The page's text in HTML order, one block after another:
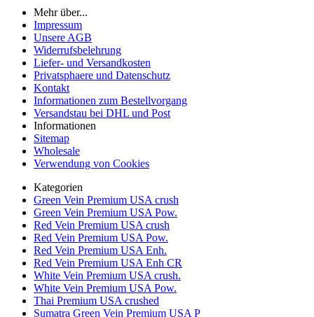
Mehr über...
Impressum
Unsere AGB
Widerrufsbelehrung
Liefer- und Versandkosten
Privatsphaere und Datenschutz
Kontakt
Informationen zum Bestellvorgang
Versandstau bei DHL und Post
Informationen
Sitemap
Wholesale
Verwendung von Cookies
Kategorien
Green Vein Premium USA crush
Green Vein Premium USA Pow.
Red Vein Premium USA crush
Red Vein Premium USA Pow.
Red Vein Premium USA Enh.
Red Vein Premium USA Enh CR
White Vein Premium USA crush.
White Vein Premium USA Pow.
Thai Premium USA crushed
Sumatra Green Vein Premium USA P